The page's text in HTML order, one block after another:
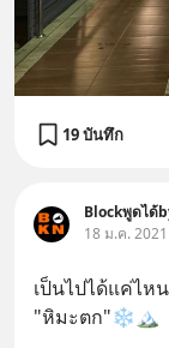
19 บันทึก
Blockพูดได้
18 ม.ค.
เป็นไปได้แค่ไห
"หิมะตก"❄️🏔️